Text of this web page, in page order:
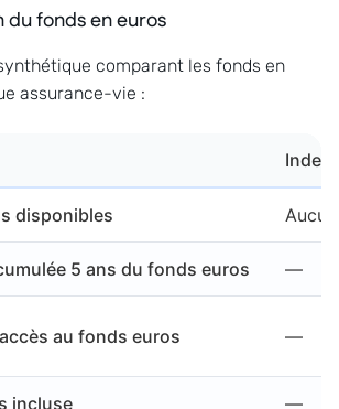
du fonds en euros
comparant les fonds en
assurance-vie :
disponibles
5 ans du fonds euros —
au fonds euros —
incluse —